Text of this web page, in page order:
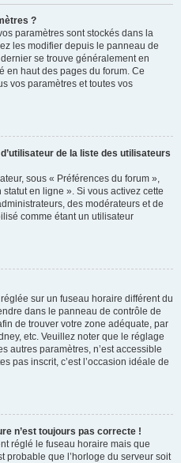
?
paramètres sont stockés dans la
les modifier depuis le panneau de
se trouve généralement en
en haut des pages du forum. Ce
vos paramètres et toutes vos
de la liste des utilisateurs
sous « Préférences du forum »,
en ligne ». Si vous activez cette
des modérateurs et de
comme étant un utilisateur
sur un fuseau horaire différent du
dans le panneau de contrôle de
de trouver votre zone adéquate, par
etc. Veuillez noter que le réglage
autres paramètres, n’est accessible
pas inscrit, c’est l’occasion idéale de
n’est toujours pas correcte !
réglé le fuseau horaire mais que
probable que l’horloge du serveur soit